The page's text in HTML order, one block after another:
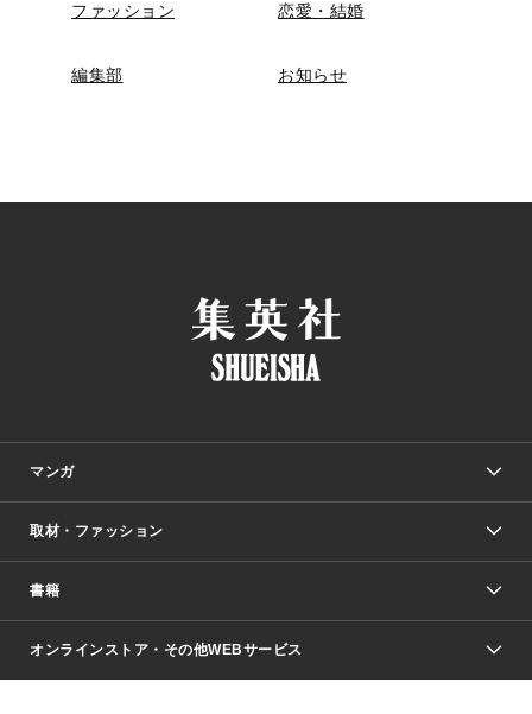
ファッション 恋愛・結婚
編集部 お知らせ
マンガ
少年マンガ
Vジャンプ
週刊ヤングジャンプ
少女マンガ
取材・ファッション
Seventeen
芸能・情報・スポーツ
書籍
文芸・文庫・総合
オンラインストア・その他WEBサービス